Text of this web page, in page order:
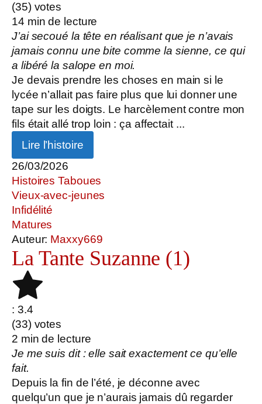
(35) votes
14 min de lecture
J’ai secoué la tête en réalisant que je n’avais
jamais connu une bite comme la sienne, ce qui
a libéré la salope en moi.
Je devais prendre les choses en main si le
lycée n’allait pas faire plus que lui donner une
tape sur les doigts. Le harcèlement contre mon
fils était allé trop loin : ça affectait ...
Lire l’histoire
26/03/2026
Histoires Taboues
Vieux-avec-jeunes
Infidélité
Matures
Auteur: Maxxy669
La Tante Suzanne (1)
: 3.4
(33) votes
2 min de lecture
Je me suis dit : elle sait exactement ce qu’elle
fait.
Depuis la fin de l’été, je déconne avec
quelqu’un que je n’aurais jamais dû regarder